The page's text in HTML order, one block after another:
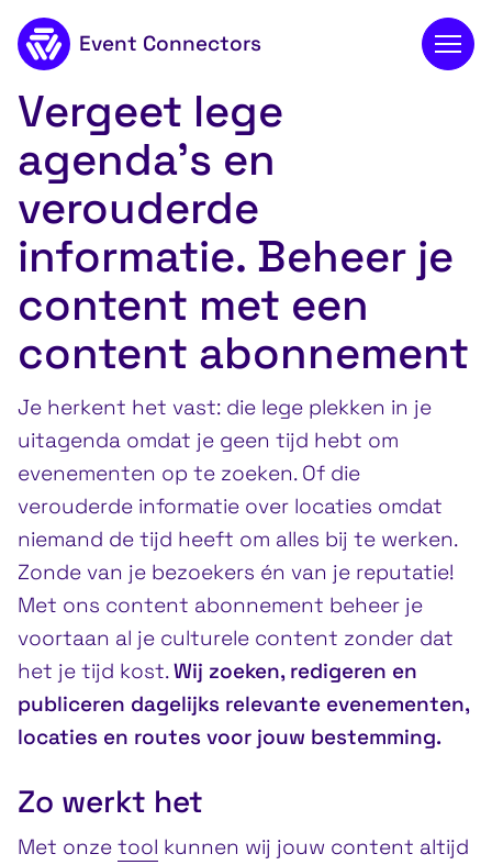
Naar de inhoud
Event Connectors
Content abonnement
Vergeet lege
agenda's en
verouderde
informatie. Beheer je
content met een
content abonnement
Je herkent het vast: die lege plekken in je
uitagenda omdat je geen tijd hebt om
evenementen op te zoeken. Of die
verouderde informatie over locaties omdat
niemand de tijd heeft om alles bij te werken.
Zonde van je bezoekers én van je reputatie!
Met ons content abonnement beheer je
voortaan al je culturele content zonder dat
het je tijd kost.Wij zoeken, redigeren en
publiceren dagelijks relevante evenementen,
locaties en routes voor jouw bestemming.
Zo werkt het
Met onze tool kunnen wij jouw content altijd